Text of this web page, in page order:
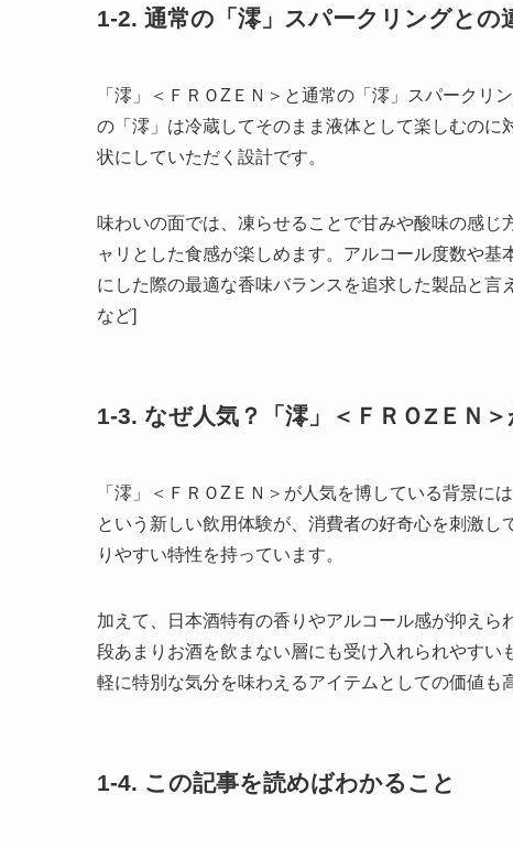
1-2. 通常の「澪」スパークリングとの
「澪」＜ＦＲＯZＥＮ＞と通常の「澪」スパークリ
の「澪」は冷蔵してそのまま液体として楽しむの
状にしていただく設計です。
味わいの面では、凍らせることで甘みや酸味の感
ャリとした食感が楽しめます。アルコール度数や
にした際の最適な香味バランスを追求した製品と言
など]
1-3. なぜ人気？「澪」＜ＦＲＯZＥＮ
「澪」＜ＦＲＯZＥＮ＞が人気を博している背景に
という新しい飲用体験が、消費者の好奇心を刺激
りやすい特性を持っています。
加えて、日本酒特有の香りやアルコール感が抑え
段あまりお酒を飲まない層にも受け入れられやす
軽に特別な気分を味わえるアイテムとしての価値も
1-4. この記事を読めばわかること